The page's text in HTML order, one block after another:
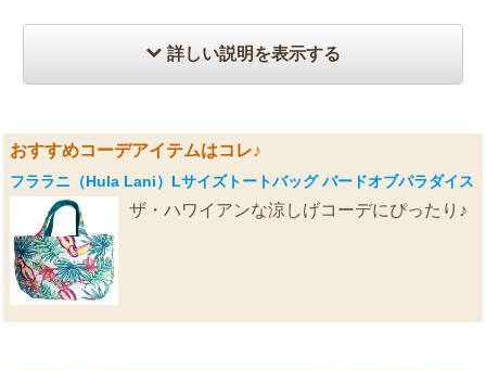
詳しい説明を表示する
おすすめコーデアイテムはコレ♪
フララニ（Hula Lani）Lサイズトートバッグ バードオブパラダイス
ザ・ハワイアンな涼しげコーデにぴったり♪